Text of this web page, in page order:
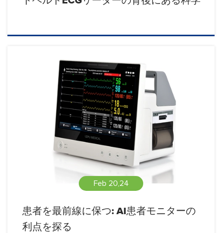
Feb 20,24
患者を最前線に保つ: AI患者モニターの
利点を探る